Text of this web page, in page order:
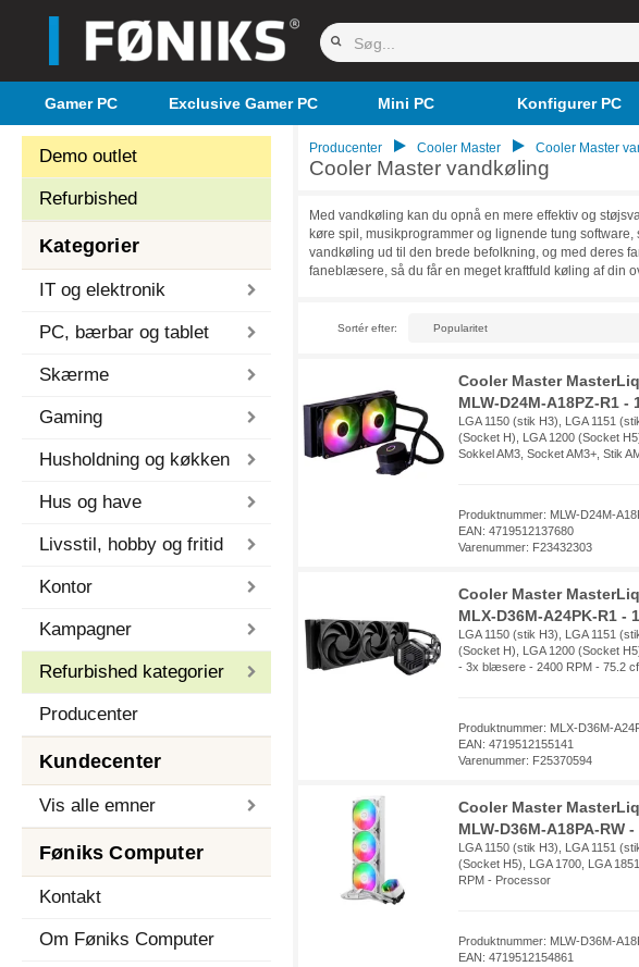
Gamer PC Exclusive Gamer PC Mini PC Konfigurer PC
Demo outlet
Refurbished
Kategorier
IT og elektronik
PC, bærbar og tablet
Skærme
Gaming
Husholdning og køkken
Hus og have
Livsstil, hobby og fritid
Kontor
Kampagner
Refurbished kategorier
Producenter
Kundecenter
Vis alle emner
Føniks Computer
Kontakt
Om Føniks Computer
Producenter Cooler Master Cooler Master
Cooler Master vandkøling
Med vandkøling kan du opnå en mere effektiv og
køre spil, musikprogrammer og lignende tung
vandkøling ud til den brede befolkning, og med deres
faneblæsere, så du får en meget kraftfuld køling af din
Sortér efter:
Cooler Master
MLW-D24M-A18PZ-R1 -
LGA 1150 (stik H3), LGA 1151
(Socket H), LGA 1200 (Socket
Sokkel AM3, Socket AM3+, Stik
Produktnummer: MLW-D24M-
EAN: 4719512137680
Varenummer: F23432303
Cooler Master
MLX-D36M-A24PK-R1 -
LGA 1150 (stik H3), LGA 1151
(Socket H), LGA 1200 (Socket
- 3x blæsere - 2400 RPM - 75.2
Produktnummer: MLX-D36M-
EAN: 4719512155141
Varenummer: F25370594
Cooler Master
MLW-D36M-A18PA-RW
LGA 1150 (stik H3), LGA 1151
(Socket H5), LGA 1700, LGA
RPM - Processor
Produktnummer: MLW-D36M-
EAN: 4719512154861